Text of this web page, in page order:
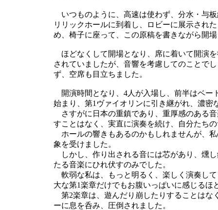
いつものように、高速は使わず、分水・与
リリックホールに到着し、ロビーに展示され
め、椅子に座って、この原稿を書きながら開
ほどなくして開場となり、席に着いて開演
されていましたが、音響を考慮してのことで
ず、空席も目立ちました。
開演時間となり、4人が入場し、前半はベー
始まり、第1ヴァイオリンに引き継がれ、濃密
さすがに日本の重鎮であり、重厚感のある
すことはなく、実直に演奏を続け、自分たち
ホールの響きもあるのかもしれませんが、
象を受けました。
しかし、作り出される音には芯があり、燻
たる音楽にひれ伏すのみでした。
軟弱な私は、もっと明るく、楽しく演奏し
大な第1楽章だけでもお腹いっぱいに感じるほ
第2楽章は、遊んだり崩したりすることはな
ーに息を呑み、圧倒されました。